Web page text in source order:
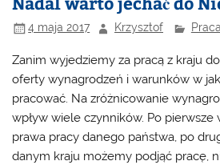
4 maja 2017 Krzysztof
Zanim wyjedziemy za pracą z kraju
oferty wynagrodzeń i warunków w
pracować. Na zróżnicowanie
wpływ wiele czynników. Po
prawa pracy danego państwa, po
danym kraju możemy podjąć pracę,